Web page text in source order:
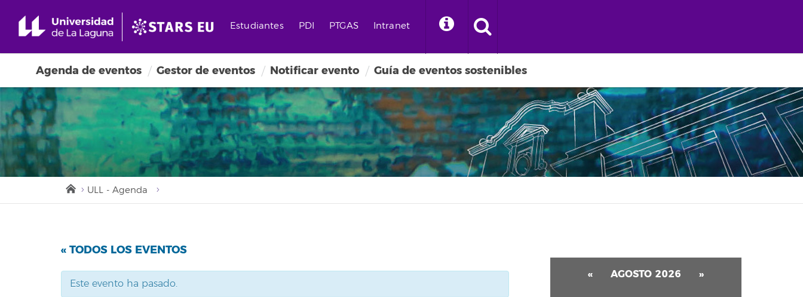
Estudiantes PDI PTGAS Intranet
Agenda de eventos Gestor de eventos Notificar evento Guía de eventos sostenibles
ULL - Agenda
« TODOS LOS EVENTOS
Este evento ha pasado.
« AGOSTO 2026 »